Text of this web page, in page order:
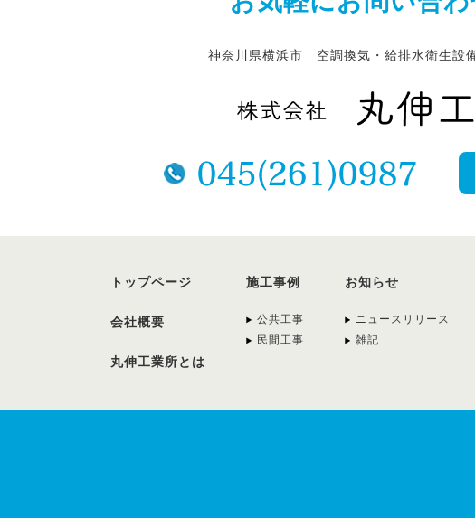
神奈川県横浜市 空調換気・給排水衛生設
トップページ
会社概要
丸伸工業所とは
施工事例
公共工事
民間工事
お知らせ
ニュースリリース
雑記